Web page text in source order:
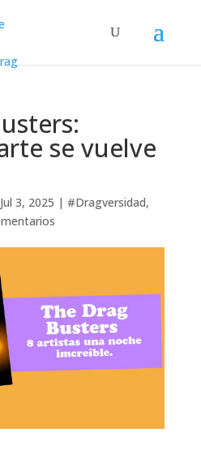
se vuelve
Jul 3, 2025 | #Dragversidad,